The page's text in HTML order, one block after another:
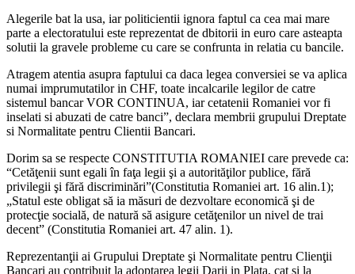
Alegerile bat la usa, iar politicientii ignora faptul ca cea mai mare
parte a electoratului este reprezentat de dbitorii in euro care asteapta
solutii la gravele probleme cu care se confrunta in relatia cu bancile.
Atragem atentia asupra faptului ca daca legea conversiei se va aplica
numai imprumutatilor in CHF, toate incalcarile legilor de catre
sistemul bancar VOR CONTINUA, iar cetatenii Romaniei vor fi
inselati si abuzati de catre banci”, declara membrii grupului Dreptate
si Normalitate pentru Clientii Bancari.
Dorim sa se respecte CONSTITUTIA ROMANIEI care prevede ca:
“Cetăţenii sunt egali în faţa legii şi a autorităţilor publice, fără
privilegii şi fără discriminări”(Constitutia Romaniei art. 16 alin.1);
„Statul este obligat să ia măsuri de dezvoltare economică şi de
protecţie socială, de natură să asigure cetăţenilor un nivel de trai
decent” (Constitutia Romaniei art. 47 alin. 1).
Reprezentanţii ai Grupului Dreptate şi Normalitate pentru Clienţii
Bancari au contribuit la adoptarea legii Darii in Plata, cat si la